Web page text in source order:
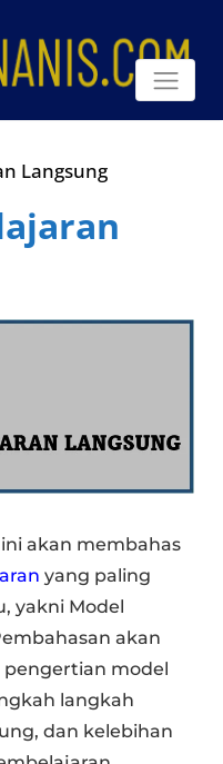
Langsung
ini akan membahas
yang paling
yakni Model
akan
model
langkah
dan kelebihan